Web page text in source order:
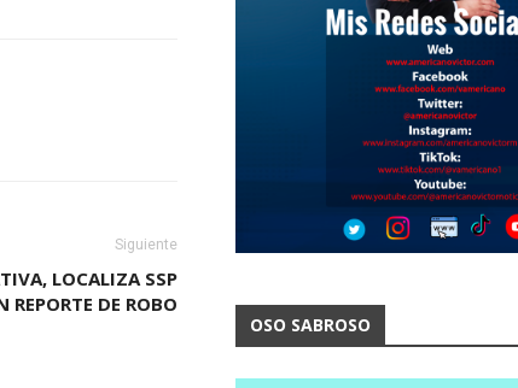
Siguiente
LOCALIZA SSP
DE ROBO
OSO SABROSO